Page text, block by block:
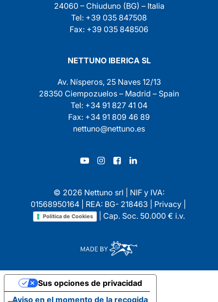
24060 – Chiuduno (BG) – Italia
Tel: +39 035 847508
Fax: +39 035 848506
NETTUNO IBERICA SL
Av. Nísperos, 25 Naves 12/13
28350 Ciempozuelos – Madrid – Spain
Tel: +34 91 827 41 04
Fax: +34 91 809 46 89
nettuno@nettuno.es
© 2026 Nettuno srl | NIF y IVA:
01568950164 | REA: BG- 218463 | Privacy|
Política de Cookies | Cap. Soc. 50.000 € i.v.
Aviso en el momento de la recogida
Sus opciones de privacidad